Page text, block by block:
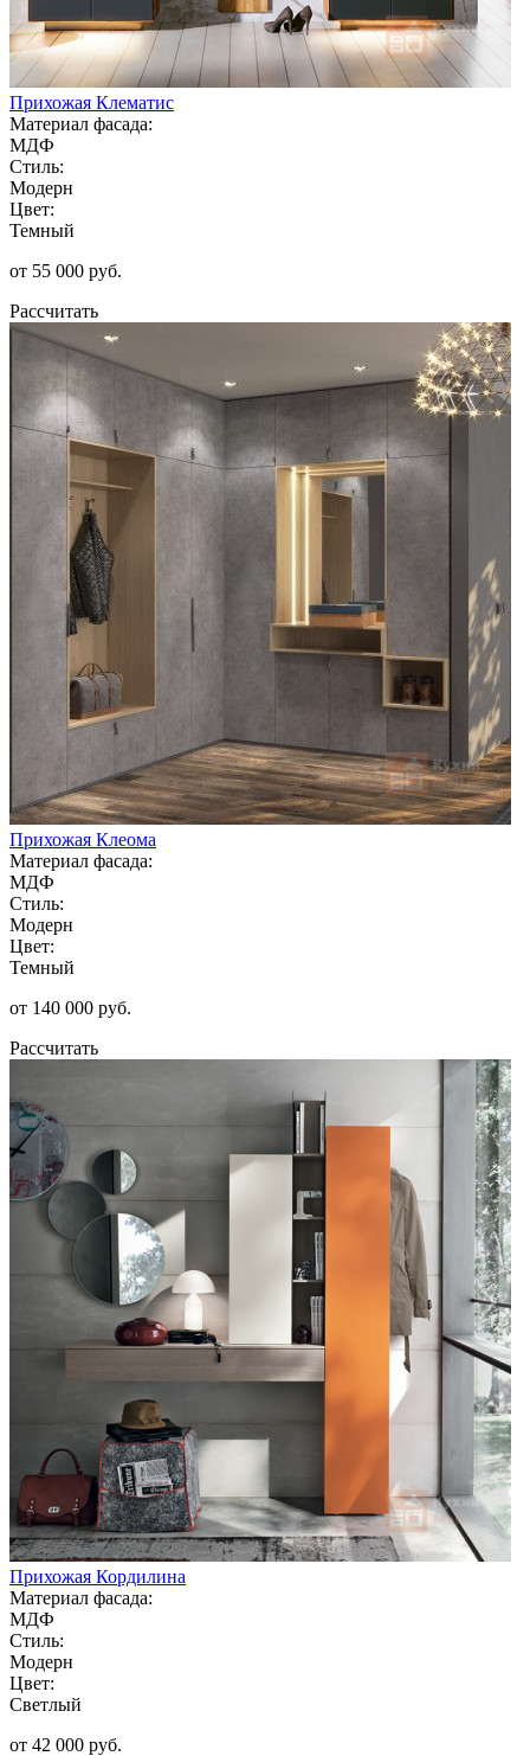
Прихожая Клематис
Материал фасада:
МДФ
Стиль:
Модерн
Цвет:
Темный
от 55 000 руб.
Рассчитать
Прихожая Клеома
Материал фасада:
МДФ
Стиль:
Модерн
Цвет:
Темный
от 140 000 руб.
Рассчитать
Прихожая Кордилина
Материал фасада:
МДФ
Стиль:
Модерн
Цвет:
Светлый
от 42 000 руб.